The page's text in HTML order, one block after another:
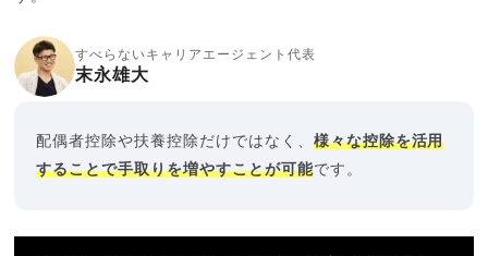
すべらないキャリアエージェント代表
末永雄大
配偶者控除や扶養控除だけではなく、 様々な控除を活用
することで手取りを増やすことが可能です。